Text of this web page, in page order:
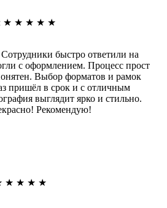
★ ★ ★ ★ ★
быстро ответили на
с оформлением. Процесс прост
Выбор форматов и рамок
пришёл в срок и с отличным
выглядит ярко и стильно.
Рекомендую!
★ ★ ★ ★